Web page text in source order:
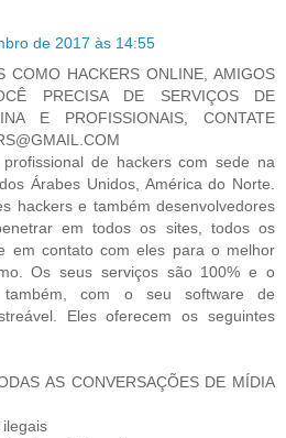
de 2017 às 14:55
COMO HACKERS ONLINE, AMIGOS
PRECISA DE SERVIÇOS DE
E PROFISSIONAIS, CONTATE
de hackers com sede na
Árabes Unidos, América do Norte.
hackers e também desenvolvedores
em todos os sites, todos os
em contato com eles para o melhor
Os seus serviços são 100% e o
também, com o seu software de
Eles oferecem os seguintes
AS CONVERSAÇÕES DE MÍDIA